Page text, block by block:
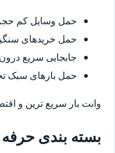
حمل وسایل کم
حمل خریدهای
جابجایی سریع
حمل بارهای سبک
وانت بار سریع ترین و
بسته بندی حرفه